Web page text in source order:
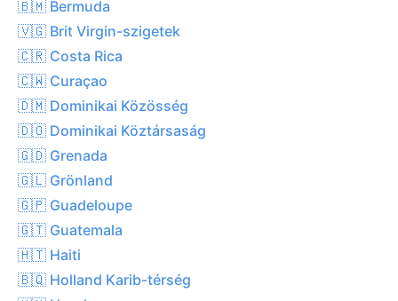
🇧🇲 Bermuda
🇻🇬 Brit Virgin-szigetek
🇨🇷 Costa Rica
🇨🇼 Curaçao
🇩🇲 Dominikai Közösség
🇩🇴 Dominikai Köztársaság
🇬🇩 Grenada
🇬🇱 Grönland
🇬🇵 Guadeloupe
🇬🇹 Guatemala
🇭🇹 Haiti
🇧🇶 Holland Karib-térség